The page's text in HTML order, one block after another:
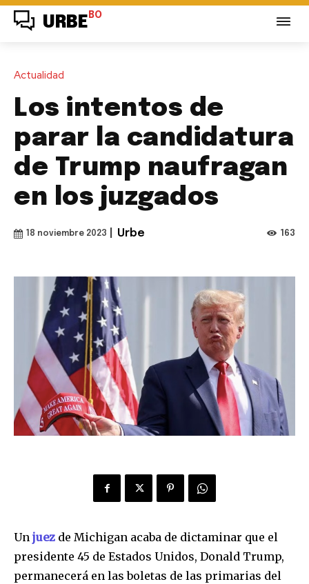
URBE BO
Actualidad
Los intentos de
parar la candidatura
de Trump naufragan
en los juzgados
18 noviembre 2023 Urbe 163
Un juez de Michigan acaba de dictaminar que el
presidente 45 de Estados Unidos, Donald Trump,
permanecerá en las boletas de las primarias del